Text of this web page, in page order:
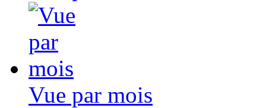
Vue par mois